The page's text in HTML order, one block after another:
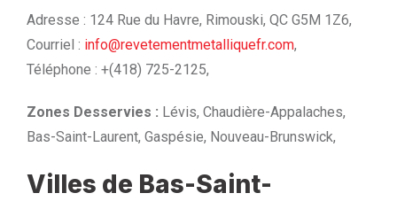
Adresse : 124 Rue du Havre, Rimouski, QC G5M 1Z6,
Courriel : info@revetementmetalliquefr.com,
Téléphone : +(418) 725-2125,
Zones Desservies : Lévis, Chaudière-Appalaches,
Bas-Saint-Laurent, Gaspésie, Nouveau-Brunswick,
Villes de Bas-Saint-